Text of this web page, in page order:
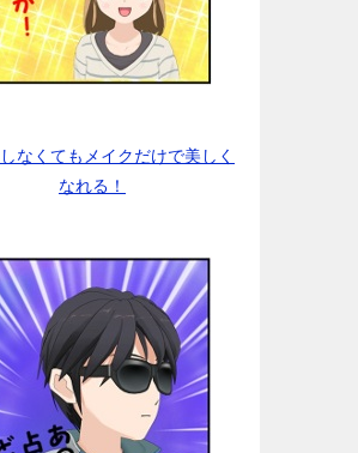
なくてもメイクだけで美しく
なれる！